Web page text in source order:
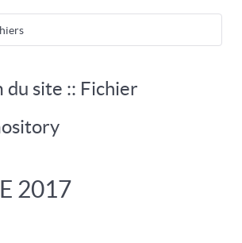
du site :: Fichier
2017